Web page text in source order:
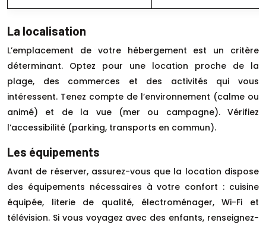
La localisation
L’emplacement de votre hébergement est un critère
déterminant. Optez pour une location proche de la
plage, des commerces et des activités qui vous
intéressent. Tenez compte de l’environnement (calme ou
animé) et de la vue (mer ou campagne). Vérifiez
l’accessibilité (parking, transports en commun).
Les équipements
Avant de réserver, assurez-vous que la location dispose
des équipements nécessaires à votre confort : cuisine
équipée, literie de qualité, électroménager, Wi-Fi et
télévision. Si vous voyagez avec des enfants, renseignez-